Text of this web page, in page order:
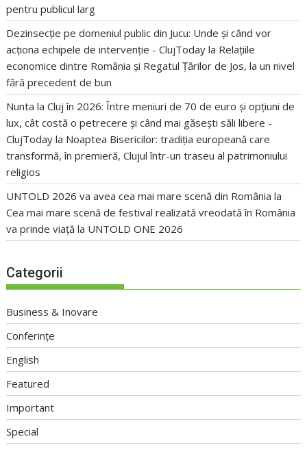
pentru publicul larg
Dezinsecție pe domeniul public din Jucu: Unde și când vor
acționa echipele de intervenție - ClujToday la Relațiile
economice dintre România și Regatul Țărilor de Jos, la un nivel
fără precedent de bun
Nunta la Cluj în 2026: Între meniuri de 70 de euro și opțiuni de
lux, cât costă o petrecere și când mai găsești săli libere -
ClujToday la Noaptea Bisericilor: tradiția europeană care
transformă, în premieră, Clujul într-un traseu al patrimoniului
religios
UNTOLD 2026 va avea cea mai mare scenă din România la
Cea mai mare scenă de festival realizată vreodată în România
va prinde viață la UNTOLD ONE 2026
Categorii
Business & Inovare
Conferințe
English
Featured
Important
Special